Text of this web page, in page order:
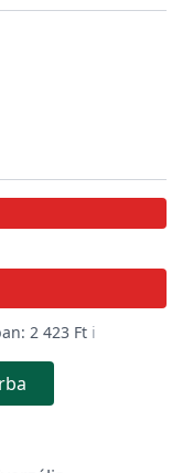
2 423 Ft ℹ️